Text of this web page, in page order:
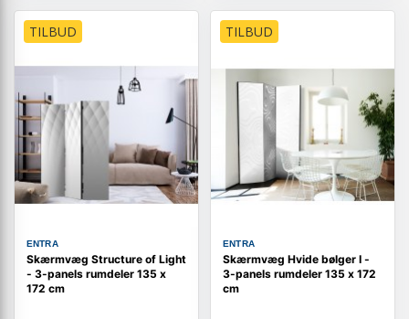
TILBUD
ENTRA
Skærmvæg Structure of Light
- 3-panels rumdeler 135 x
172 cm
TILBUD
ENTRA
Skærmvæg Hvide bølger I -
3-panels rumdeler 135 x 172
cm